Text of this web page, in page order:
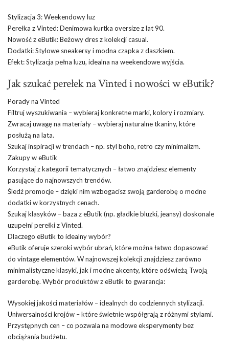
Stylizacja 3: Weekendowy luz
Perełka z Vinted: Denimowa kurtka oversize z lat 90.
Nowość z eButik: Beżowy dres z kolekcji casual.
Dodatki: Stylowe sneakersy i modna czapka z daszkiem.
Efekt: Stylizacja pełna luzu, idealna na weekendowe wyjścia.
Jak szukać perełek na Vinted i nowości w eButik?
Porady na Vinted
Filtruj wyszukiwania – wybieraj konkretne marki, kolory i rozmiary.
Zwracaj uwagę na materiały – wybieraj naturalne tkaniny, które
posłużą na lata.
Szukaj inspiracji w trendach – np. styl boho, retro czy minimalizm.
Zakupy w eButik
Korzystaj z kategorii tematycznych – łatwo znajdziesz elementy
pasujące do najnowszych trendów.
Śledź promocje – dzięki nim wzbogacisz swoją garderobę o modne
dodatki w korzystnych cenach.
Szukaj klasyków – baza z eButik (np. gładkie bluzki, jeansy) doskonale
uzupełni perełki z Vinted.
Dlaczego eButik to idealny wybór?
eButik oferuje szeroki wybór ubrań, które można łatwo dopasować
do vintage elementów. W najnowszej kolekcji znajdziesz zarówno
minimalistyczne klasyki, jak i modne akcenty, które odświeżą Twoją
garderobę. Wybór produktów z eButik to gwarancja:
Wysokiej jakości materiałów – idealnych do codziennych stylizacji.
Uniwersalności krojów – które świetnie współgrają z różnymi stylami.
Przystępnych cen – co pozwala na modowe eksperymenty bez
obciążania budżetu.